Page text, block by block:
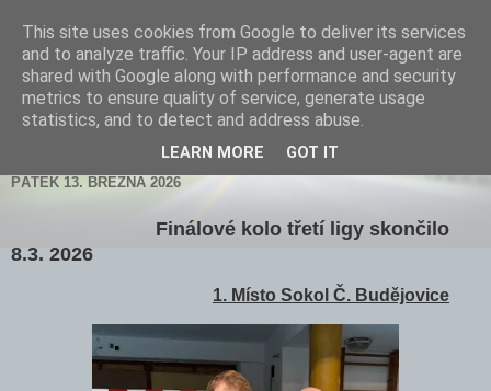
PÁTEK 13. BŘEZNA 2026
Finálové kolo třetí ligy skončilo
8.3. 2026
1. Místo Sokol Č. Budějovice
This site uses cookies from Google to deliver its services
and to analyze traffic. Your IP address and user-agent are
shared with Google along with performance and security
metrics to ensure quality of service, generate usage
statistics, and to detect and address abuse.
LEARN MORE GOT IT